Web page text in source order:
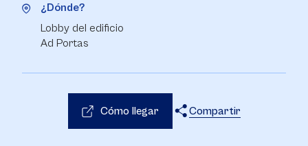
¿Dónde?
Lobby del edificio
Ad Portas
Cómo llegar
Compartir